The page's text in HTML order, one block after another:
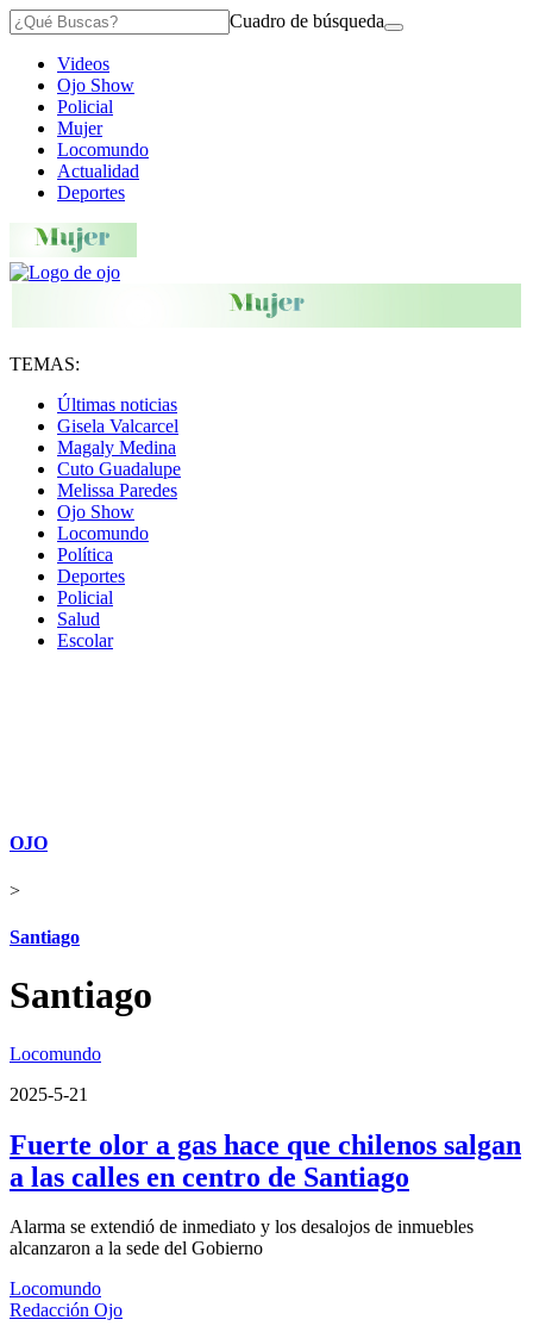
Cuadro de búsqueda
Videos
Ojo Show
Policial
Mujer
Locomundo
Actualidad
Deportes
TEMAS:
Últimas noticias
Gisela Valcarcel
Magaly Medina
Cuto Guadalupe
Melissa Paredes
Ojo Show
Locomundo
Política
Deportes
Policial
Salud
Escolar
OJO
>
Santiago
Santiago
Locomundo
2025-5-21
Fuerte olor a gas hace que chilenos salgan
a las calles en centro de Santiago
Alarma se extendió de inmediato y los desalojos de inmuebles
alcanzaron a la sede del Gobierno
Locomundo
Redacción Ojo